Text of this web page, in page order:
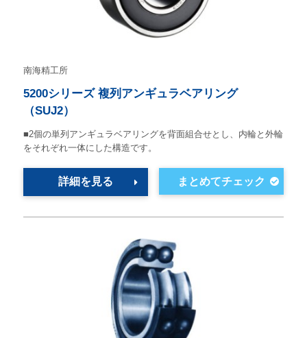
南海精工所
5200シリーズ 複列アンギュラベアリング
（SUJ2）
■2個の単列アンギュラベアリングを背面組合せとし、内輪と外輪
をそれぞれ一体にした構造です。
詳細を見る